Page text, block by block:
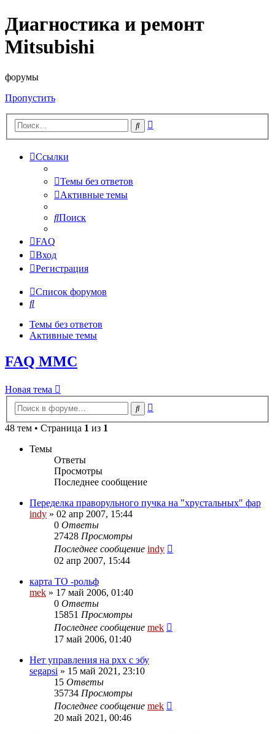
Диагностика и ремонт
Mitsubishi
форумы
Пропустить
Поиск
Ссылки
Темы без ответов
Активные темы
Поиск
FAQ
Вход
Регистрация
Список форумов
Поиск
Темы без ответов
Активные темы
FAQ MMC
Новая тема
Поиск
48 тем • Страница 1 из 1
Темы
Ответы
Просмотры
Последнее сообщение
Переделка праворульного пучка на "хрустальных" фар
indy » 02 апр 2007, 15:44
0 Ответы
27428 Просмотры
Последнее сообщение indy
02 апр 2007, 15:44
карта ТО -рольф
mek » 17 май 2006, 01:40
0 Ответы
15851 Просмотры
Последнее сообщение mek
17 май 2006, 01:40
Нет управления на рхх с эбу
segapsi » 15 май 2021, 23:10
15 Ответы
35734 Просмотры
Последнее сообщение mek
20 май 2021, 00:46